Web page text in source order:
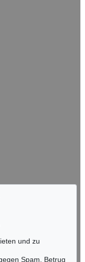
und zu
Spam, Betrug